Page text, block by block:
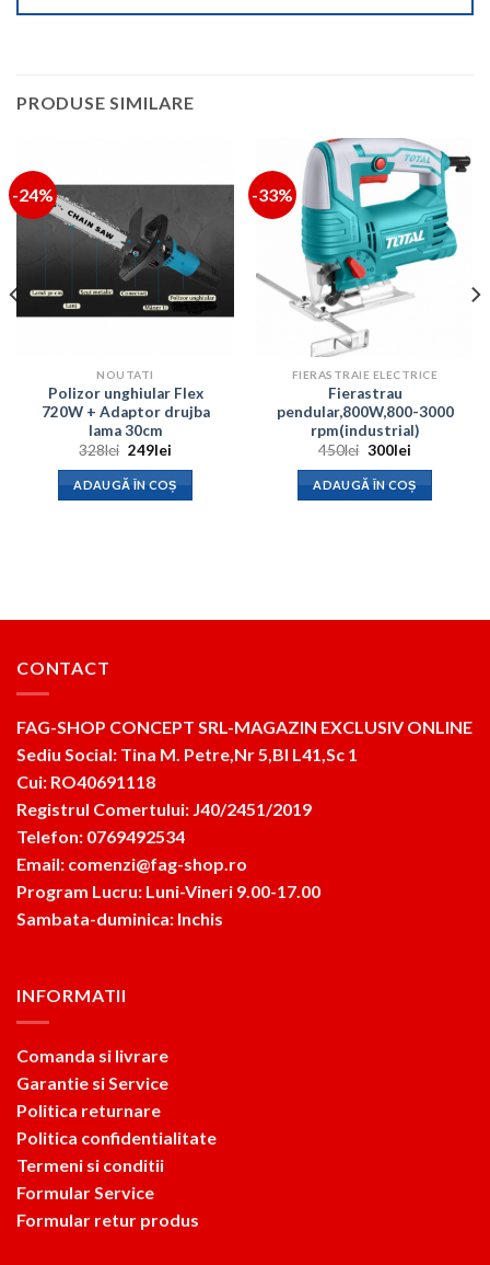
PRODUSE SIMILARE
-24%
NOUTATI
Polizor unghiular Flex
720W + Adaptor drujba
lama 30cm
328lei Prețul
a
fost:
328lei.
249leiPrețul
este:
249lei.
ADAUGĂ ÎN COȘ
-33%
FIERASTRAIE ELECTRICE
Fierastrau
pendular,800W,800-3000
rpm(industrial)
450lei Prețul
a
fost:
450lei.
300leiPrețul
este:
300lei.
ADAUGĂ ÎN COȘ
CONTACT
FAG-SHOP CONCEPT SRL-MAGAZIN EXCLUSIV ONLINE
Sediu Social: Tina M. Petre,Nr 5,Bl L41,Sc 1
Cui: RO40691118
Registrul Comertului: J40/2451/2019
Telefon: 0769492534
Email: comenzi@fag-shop.ro
Program Lucru: Luni-Vineri 9.00-17.00
Sambata-duminica: Inchis
INFORMATII
Comanda si livrare
Garantie si Service
Politica returnare
Politica confidentialitate
Termeni si conditii
Formular Service
Formular retur produs